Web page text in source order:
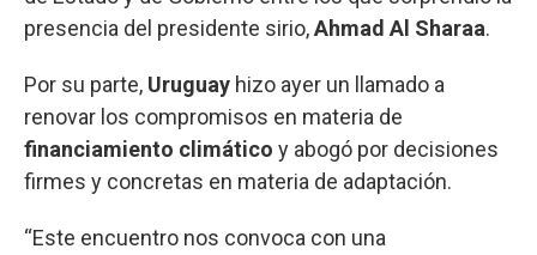
presencia del presidente sirio,Ahmad Al Sharaa.
Por su parte, Uruguay hizo ayer un llamado a
renovar los compromisos en materia de
financiamiento climático y abogó por decisiones
firmes y concretas en materia de adaptación.
“Este encuentro nos convoca con una